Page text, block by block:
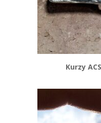
Kurzy